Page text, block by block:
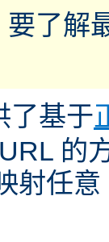
了解
了基于
的
射任